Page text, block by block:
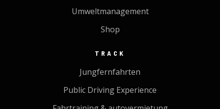
Umweltmanagement
Shop
TRACK
Jungfernfahrten
Public Driving Experience